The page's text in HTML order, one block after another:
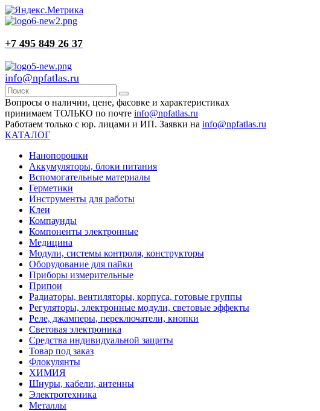
+7 495 849 26 37
info@npfatlas.ru
Вопросы о наличии, цене, фасовке и характеристиках
принимаем ТОЛЬКО по почте info@npfatlas.ru
Работаем только с юр. лицами и ИП. Заявки на info@npfatlas.ru
КАТАЛОГ
Нанопорошки
Аккумуляторы, блоки питания
Вспомогательные материалы
Герметики
Инструменты для работы
Клеи
Компаунды
Компоненты электронные
Медицина
Модули, системы контроля, конструкторы
Оборудование для пайки
Приборы измерительные
Припои
Радиаторы, вентиляторы, корпуса, готовые группы
Регуляторы, электронные модули, световые эффекты
Реле, джамперы, переключатели, кнопки
Световая электроника
Средства индивидуальной защиты
Товар под заказ
Флокулянты
ХИМИЯ
Шнуры, кабели, антенны
Электротехника
Металлы